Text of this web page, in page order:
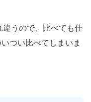
うので、比べても仕
つい比べてしまいま